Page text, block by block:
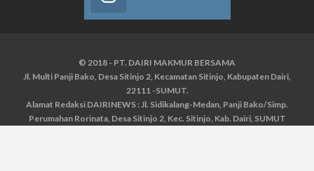
© 2018 - PT. DAIRI MAKMUR BERSAMA
Jl. Multi Panji Bako, Desa Sitinjo 2, Kecamatan Sitinjo, Kabupaten Dairi,
22111 -SUMUT.
Alamat Redaksi DAIRINEWS : Jl. Sidikalang-Medan, Panji Bako/Simp.
Perumahan Rorinata, Desa Sitinjo 2, Kec. Sitinjo, Kab. Dairi, SUMUT